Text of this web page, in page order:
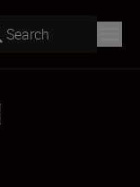
Search